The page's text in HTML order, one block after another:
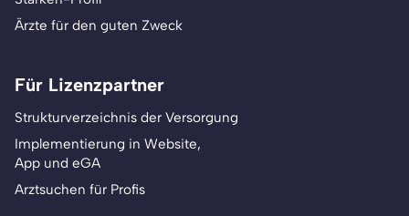
Ärzte für den guten Zweck
Für Lizenzpartner
Strukturverzeichnis der Versorgung
Implementierung in Website,
App und eGA
Arztsuchen für Profis